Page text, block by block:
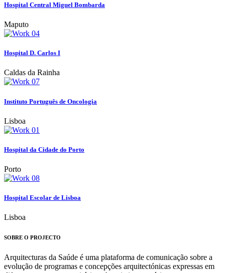
Hospital Central Miguel Bombarda
Maputo
Hospital D. Carlos I
Caldas da Rainha
Instituto Português de Oncologia
Lisboa
Hospital da Cidade do Porto
Porto
Hospital Escolar de Lisboa
Lisboa
SOBRE O PROJECTO
Arquitecturas da Saúde é uma plataforma de comunicação sobre a
evolução de programas e concepções arquitectónicas expressas em